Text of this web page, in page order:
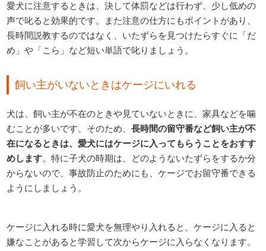
愛犬に注意するときは、決して体罰などは行わず、少し低めの
声で叱ると効果的です。また注意の仕方にもポイントがあり、
長時間説教するのではなく、いたずらを見つけたらすぐに「だ
め」や「こら」など短い単語で叱りましょう。
飼い主がいないときはケージにいれる
犬は、飼い主が不在のときや見ていないときに、家具などを噛
むことが多いです。そのため、長時間の留守番など飼い主が不
在になるときは、愛犬にはケージに入ってもらうことをおすす
めします。特に子犬の時期は、どのようないたずらをするか分
からないので、事故防止のためにも、ケージでお留守番できる
ようにしましょう。
ケージに入れる時に愛犬を無理やり入れると、ケージに入ると
嫌なことがあると学習して次からケージに入らなくなります。